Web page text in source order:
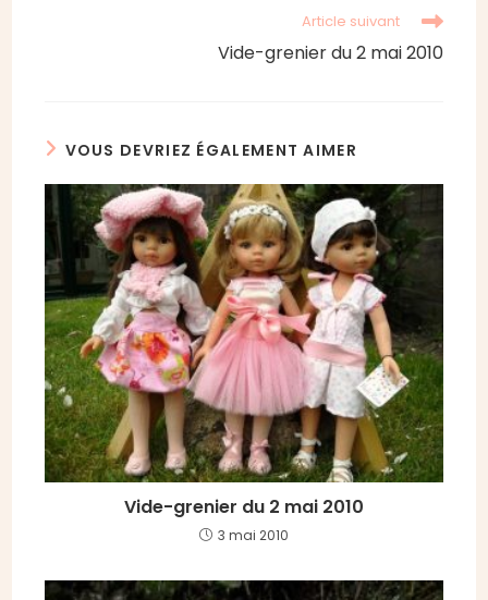
Article suivant
Vide-grenier du 2 mai 2010
VOUS DEVRIEZ ÉGALEMENT AIMER
Vide-grenier du 2 mai 2010
3 mai 2010